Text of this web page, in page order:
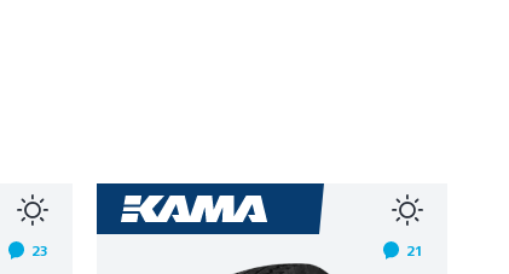
23 21